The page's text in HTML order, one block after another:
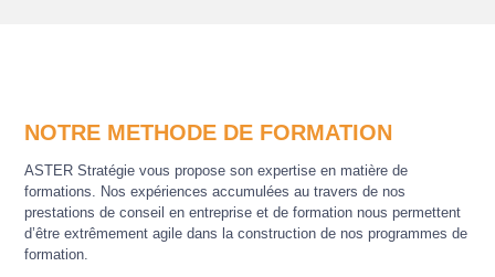
NOTRE METHODE DE FORMATION
ASTER Stratégie vous propose son expertise en matière de
formations. Nos expériences accumulées au travers de nos
prestations de conseil en entreprise et de formation nous permettent
d’être extrêmement agile dans la construction de nos programmes de
formation.